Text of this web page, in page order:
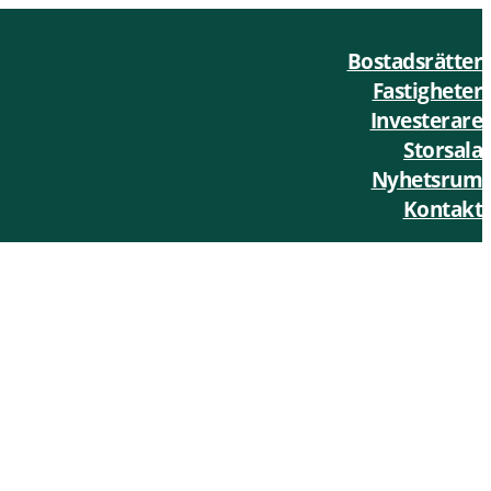
Bostadsrätter
Fastigheter
Investerare
Storsala
Nyhetsrum
Kontakt